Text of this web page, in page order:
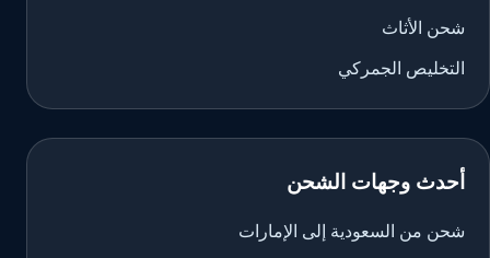
شحن الأثاث
التخليص الجمركي
أحدث وجهات الشحن
شحن من السعودية إلى الإمارات